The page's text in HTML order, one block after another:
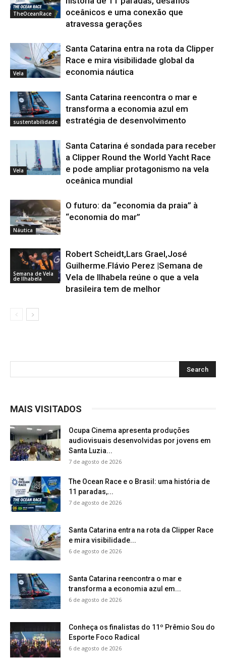
TheOceanRace
oceânicos e uma conexão que
atravessa gerações
Vela
Santa Catarina entra na rota da Clipper
Race e mira visibilidade global da
economia náutica
sustentabilidade
Santa Catarina reencontra o mar e
transforma a economia azul em
estratégia de desenvolvimento
Vela
Santa Catarina é sondada para receber
a Clipper Round the World Yacht Race
e pode ampliar protagonismo na vela
oceânica mundial
Náutica
O futuro: da “economia da praia” à
“economia do mar”
Semana de Vela
de Ilhabela
Robert Scheidt,Lars Grael,José
Guilherme.Flávio Perez |Semana de
Vela de Ilhabela reúne o que a vela
brasileira tem de melhor
MAIS VISITADOS
Ocupa Cinema apresenta produções
audiovisuais desenvolvidas por jovens em
Santa Luzia...
7 de agosto de 2026
The Ocean Race e o Brasil: uma história de
11 paradas,...
7 de agosto de 2026
Santa Catarina entra na rota da Clipper Race
e mira visibilidade...
6 de agosto de 2026
Santa Catarina reencontra o mar e
transforma a economia azul em...
6 de agosto de 2026
Conheça os finalistas do 11º Prêmio Sou do
Esporte Foco Radical
6 de agosto de 2026